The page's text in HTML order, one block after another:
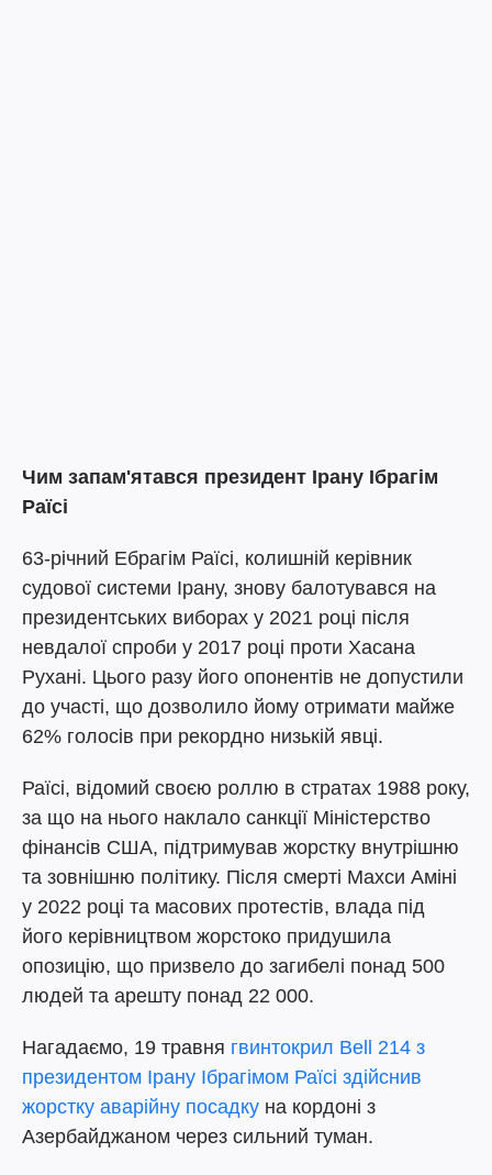
Чим запам'ятався президент Ірану Ібрагім
Раїсі
63-річний Ебрагім Раїсі, колишній керівник
судової системи Ірану, знову балотувався на
президентських виборах у 2021 році після
невдалої спроби у 2017 році проти Хасана
Рухані. Цього разу його опонентів не допустили
до участі, що дозволило йому отримати майже
62% голосів при рекордно низькій явці.
Раїсі, відомий своєю роллю в стратах 1988 року,
за що на нього наклало санкції Міністерство
фінансів США, підтримував жорстку внутрішню
та зовнішню політику. Після смерті Махси Аміні
у 2022 році та масових протестів, влада під
його керівництвом жорстоко придушила
опозицію, що призвело до загибелі понад 500
людей та арешту понад 22 000.
Нагадаємо, 19 травня гвинтокрил Bell 214 з
президентом Ірану Ібрагімом Раїсі здійснив
жорстку аварійну посадку на кордоні з
Азербайджаном через сильний туман.